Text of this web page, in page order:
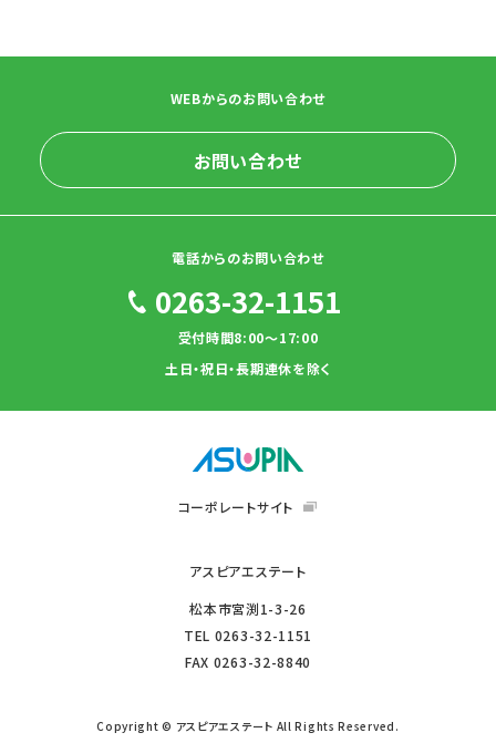
WEBからのお問い合わせ
お問い合わせ
電話からのお問い合わせ
0263-32-1151
受付時間8:00～17:00
土日・祝日・長期連休を除く
コーポレートサイト
アスピアエステート
松本市宮渕1-3-26
TEL 0263-32-1151
FAX 0263-32-8840
Copyright © アスピアエステート All Rights Reserved.